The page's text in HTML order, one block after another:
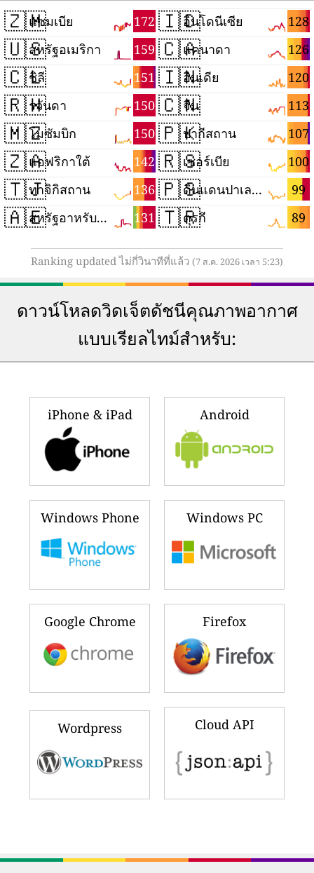
🇿🇲 172
แซมเบีย
🇺🇸 159
สหรัฐอเมริกา
🇨🇱 151
ชิลี
🇷🇼 150
รวันดา
🇲🇿 150
โมซัมบิก
🇿🇦 142
แอฟริกาใต้
🇹🇯 136
ทาจิกิสถาน
🇦🇪 131
สหรัฐอาหรับเอมิเรตส์
🇮🇩 128
อินโดนีเซีย
🇨🇦 126
แคนาดา
🇮🇳 120
อินเดีย
🇨🇳 113
จีน
🇵🇰 107
ปากีสถาน
🇷🇸 100
เซอร์เบีย
🇵🇸 99
ดินแดนปาเลสไตน์
🇹🇷 89
ตุรกี
Ranking updated ไม่กี่วินาทีที่แล้ว (7 ส.ค. 2026 เวลา 5:23)
ดาวน์โหลดวิดเจ็ตดัชนีคุณภาพอากาศ
แบบเรียลไทม์สำหรับ:
iPhone & iPad Android
Windows Phone Windows PC
Google Chrome Firefox
Wordpress Cloud API